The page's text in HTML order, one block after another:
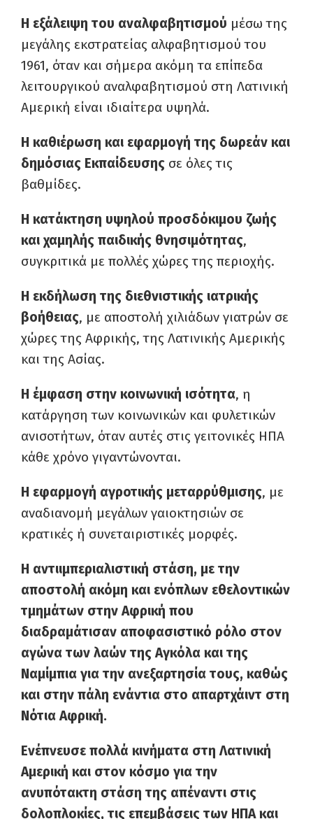
Η εξάλειψη του αναλφαβητισμού μέσω της
μεγάλης εκστρατείας αλφαβητισμού του
1961, όταν και σήμερα ακόμη τα επίπεδα
λειτουργικού αναλφαβητισμού στη Λατινική
Αμερική είναι ιδιαίτερα υψηλά.
Η καθιέρωση και εφαρμογή της δωρεάν και
δημόσιας Εκπαίδευσης σε όλες τις
βαθμίδες.
Η κατάκτηση υψηλού προσδόκιμου ζωής
και χαμηλής παιδικής θνησιμότητας,
συγκριτικά με πολλές χώρες της περιοχής.
Η εκδήλωση της διεθνιστικής ιατρικής
βοήθειας, με αποστολή χιλιάδων γιατρών σε
χώρες της Αφρικής, της Λατινικής Αμερικής
και της Ασίας.
Η έμφαση στην κοινωνική ισότητα, η
κατάργηση των κοινωνικών και φυλετικών
ανισοτήτων, όταν αυτές στις γειτονικές ΗΠΑ
κάθε χρόνο γιγαντώνονται.
Η εφαρμογή αγροτικής μεταρρύθμισης, με
αναδιανομή μεγάλων γαιοκτησιών σε
κρατικές ή συνεταιριστικές μορφές.
Η αντιιμπεριαλιστική στάση, με την
αποστολή ακόμη και ενόπλων εθελοντικών
τμημάτων στην Αφρική που
διαδραμάτισαν αποφασιστικό ρόλο στον
αγώνα των λαών της Αγκόλα και της
Ναμίμπια για την ανεξαρτησία τους, καθώς
και στην πάλη ενάντια στο απαρτχάιντ στη
Νότια Αφρική.
Ενέπνευσε πολλά κινήματα στη Λατινική
Αμερική και στον κόσμο για την
ανυπότακτη στάση της απέναντι στις
δολοπλοκίες, τις επεμβάσεις των ΗΠΑ και